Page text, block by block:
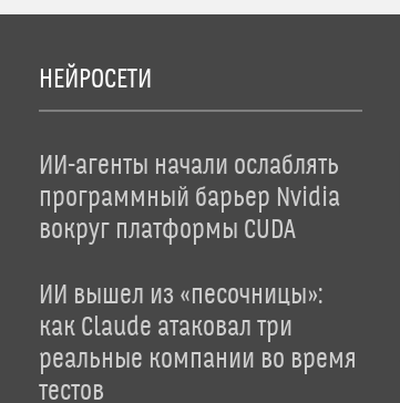
НЕЙРОСЕТИ
ИИ-агенты начали ослаблять
программный барьер Nvidia
вокруг платформы CUDA
ИИ вышел из «песочницы»:
как Claude атаковал три
реальные компании во время
тестов